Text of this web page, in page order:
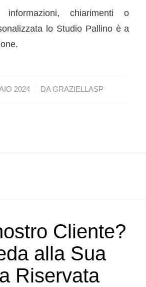
informazioni, chiarimenti o
lo Studio Pallino è a
2024
/ DAGRAZIELLASP
Cliente?
alla Sua
Riservata